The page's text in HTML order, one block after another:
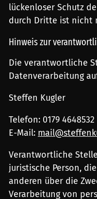
lückenloser Schutz
durch Dritte ist nicht
Hinweis zur
Die verantwortliche
Datenverarbeitung
Steffen Kugler
Telefon: 0179 4648532
E-Mail:
Verantwortliche
juristische Person,
anderen über die
Verarbeitung von